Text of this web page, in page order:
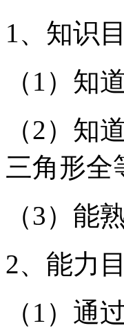
1、知识
（1）知
（2）知
三角形全
（3）能
2、能力
（1）通